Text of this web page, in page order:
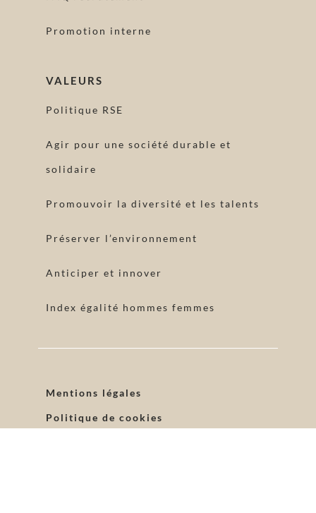
Promotion interne
VALEURS
Politique RSE
Agir pour une société durable et
solidaire
Promouvoir la diversité et les talents
Préserver l’environnement
Anticiper et innover
Index égalité hommes femmes
Mentions légales
Politique de cookies